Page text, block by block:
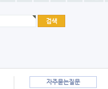
자주묻는질문